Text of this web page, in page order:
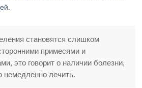
становятся слишком
примесями и
это говорит о наличии болезни,
немедленно лечить.